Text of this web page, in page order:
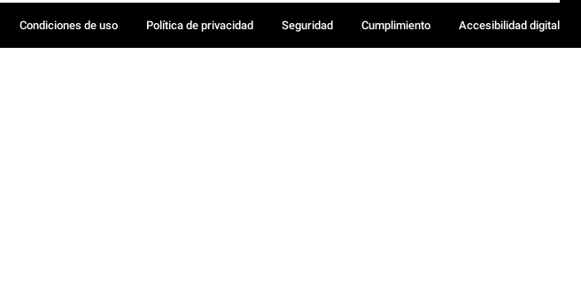
Condiciones de uso Política de privacidad Seguridad Cumplimiento Accesibilidad digital